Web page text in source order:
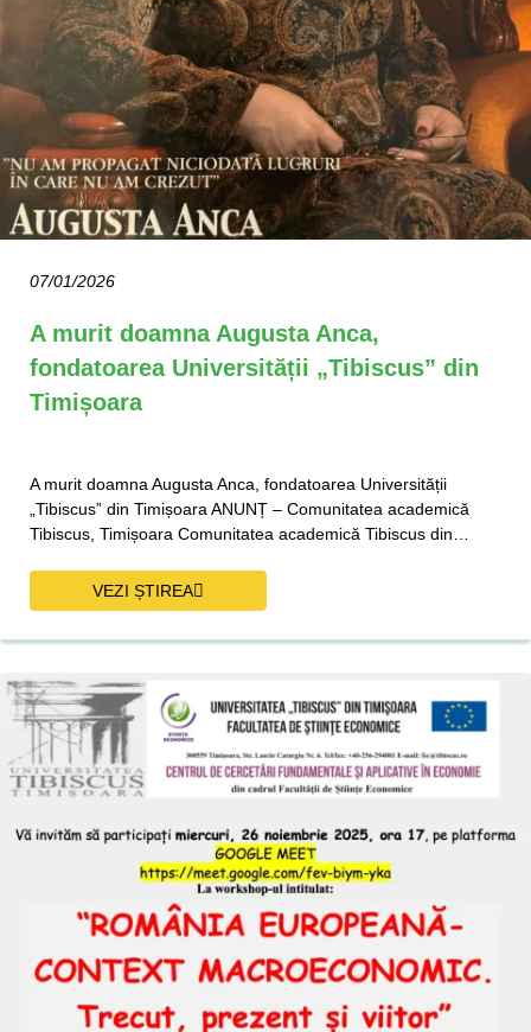
A murit doamna Augusta Anca,
fondatoarea Universității „Tibiscus” din
Timișoara
A murit doamna Augusta Anca, fondatoarea Universității
„Tibiscus” din Timișoara ANUNȚ – Comunitatea academică
Tibiscus, Timișoara Comunitatea academică Tibiscus din…
07/01/2026
VEZI ȘTIREA